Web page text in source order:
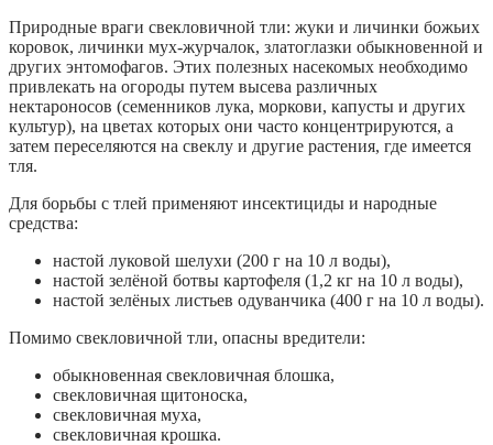
Природные враги свекловичной тли: жуки и личинки божьих
коровок, личинки мух-журчалок, златоглазки обыкновенной и
других энтомофагов. Этих полезных насекомых необходимо
привлекать на огороды путем высева различных
нектароносов (семенников лука, моркови, капусты и других
культур), на цветах которых они часто концентрируются, а
затем переселяются на свеклу и другие растения, где имеется
тля.
Для борьбы с тлей применяют инсектициды и народные
средства:
настой луковой шелухи (200 г на 10 л воды),
настой зелёной ботвы картофеля (1,2 кг на 10 л воды),
настой зелёных листьев одуванчика (400 г на 10 л воды).
Помимо свекловичной тли, опасны вредители:
обыкновенная свекловичная блошка,
свекловичная щитоноска,
свекловичная муха,
свекловичная крошка.